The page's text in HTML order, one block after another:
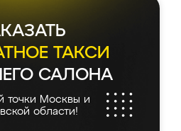
ТАКСИ
САЛОНА
точки Москвы и
области!